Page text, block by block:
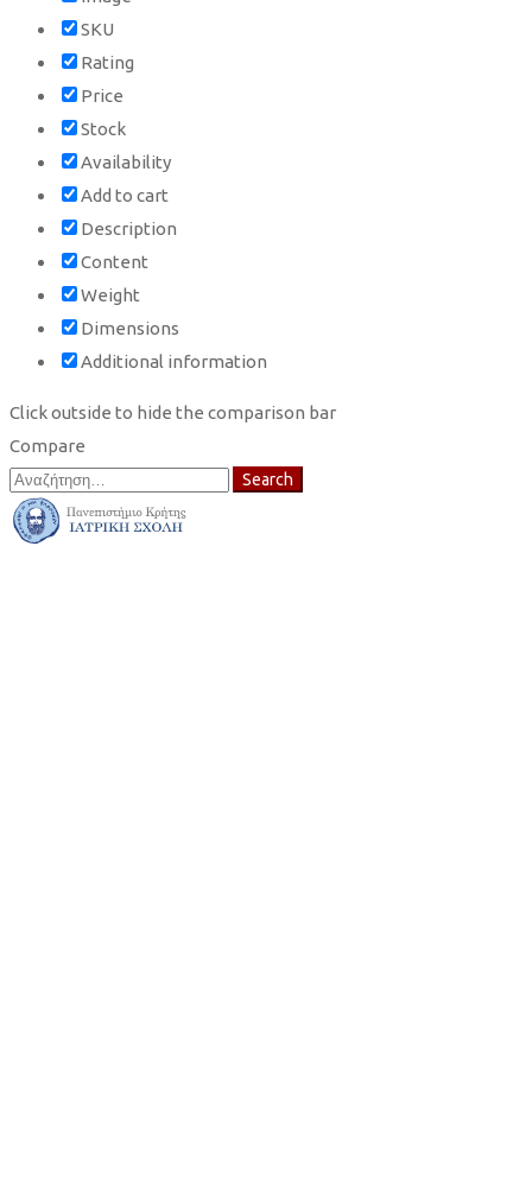
SKU
Rating
Price
Stock
Availability
Add to cart
Description
Content
Weight
Dimensions
Additional information
Click outside to hide the comparison bar
Compare
Search
for:
Search